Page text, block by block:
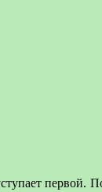
первой.